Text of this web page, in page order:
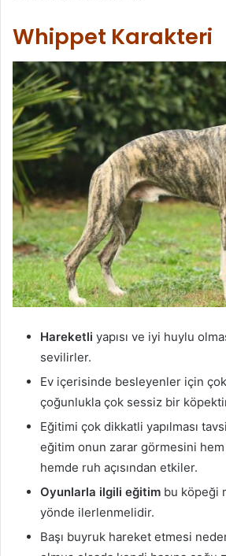
Whippet Karakteri
Hareketli yapısı ve iyi huylu
sevilirler.
Ev içerisinde besleyenler için çok
çoğunlukla çok sessiz bir
Eğitimi çok dikkatli yapılması
eğitim onun zarar görmesini hem
hemde ruh açısından etkiler.
Oyunlarla ilgili eğitim bu köpeği
yönde ilerlenmelidir.
Başı buyruk hareket etmesi